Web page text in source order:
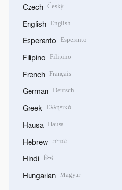
Czech Český
English English
Esperanto Esperanto
Filipino Filipino
French Français
German Deutsch
Greek Ελληνικά
Hausa Hausa
Hebrew עברית
Hindi हिन्दी
Hungarian Magyar